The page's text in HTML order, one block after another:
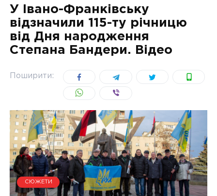
УКРАЇНА
У Івано-Франківську
відзначили 115-ту річницю
від Дня народження
Степана Бандери. Відео
Поширити:
СЮЖЕТИ